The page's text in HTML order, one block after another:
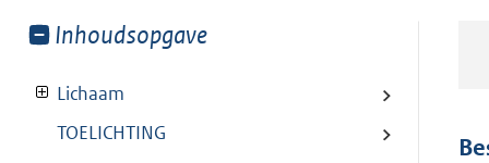
Toon
van:
Inhoudsopgave
Lichaam
TOELICHTING